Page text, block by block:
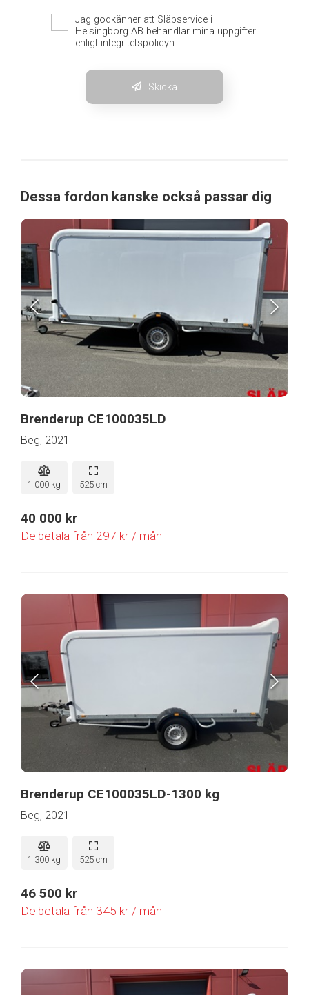
Jag godkänner att Släpservice i
Helsingborg AB behandlar mina uppgifter
enligt integritetspolicyn.
Skicka
Dessa fordon kanske också passar dig
Brenderup CE100035LD
Beg, 2021
1 000 kg 525 cm
40 000 kr
Delbetala från 297 kr / mån
Brenderup CE100035LD-1300 kg
Beg, 2021
1 300 kg 525 cm
46 500 kr
Delbetala från 345 kr / mån